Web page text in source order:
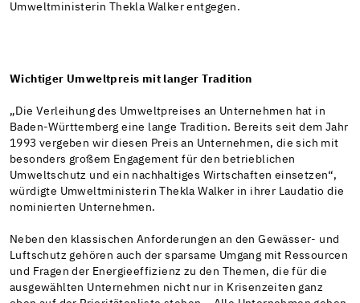
Umweltministerin Thekla Walker entgegen.
Wichtiger Umweltpreis mit langer Tradition
„Die Verleihung des Umweltpreises an Unternehmen hat in
Baden-Württemberg eine lange Tradition. Bereits seit dem Jahr
1993 vergeben wir diesen Preis an Unternehmen, die sich mit
besonders großem Engagement für den betrieblichen
Umweltschutz und ein nachhaltiges Wirtschaften einsetzen“,
würdigte Umweltministerin Thekla Walker in ihrer Laudatio die
nominierten Unternehmen.
Neben den klassischen Anforderungen an den Gewässer- und
Luftschutz gehören auch der sparsame Umgang mit Ressourcen
und Fragen der Energieeffizienz zu den Themen, die für die
ausgewählten Unternehmen nicht nur in Krisenzeiten ganz